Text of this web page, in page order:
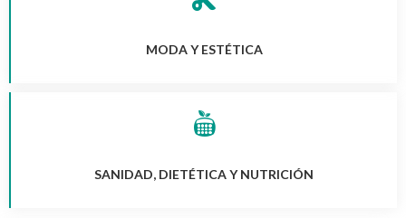
MODA Y ESTÉTICA
SANIDAD, DIETÉTICA Y NUTRICIÓN